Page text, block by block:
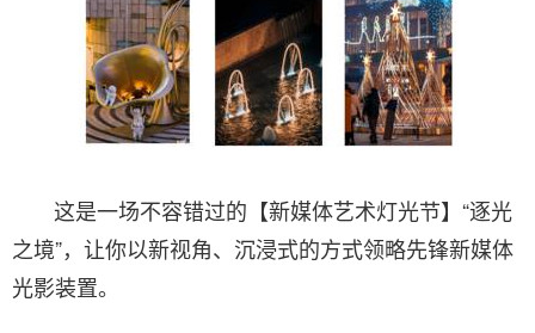
这是一场不容错过的【新媒体艺术灯光节】“逐光
之境”，让你以新视角、沉浸式的方式领略先锋新媒体
光影装置。